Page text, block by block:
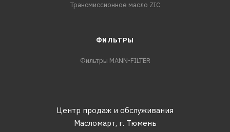
Трансмиссионное масло ZIC
ФИЛЬТРЫ
Фильтры MANN-FILTER
Центр продаж и обслуживания
Масломарт, г. Тюмень